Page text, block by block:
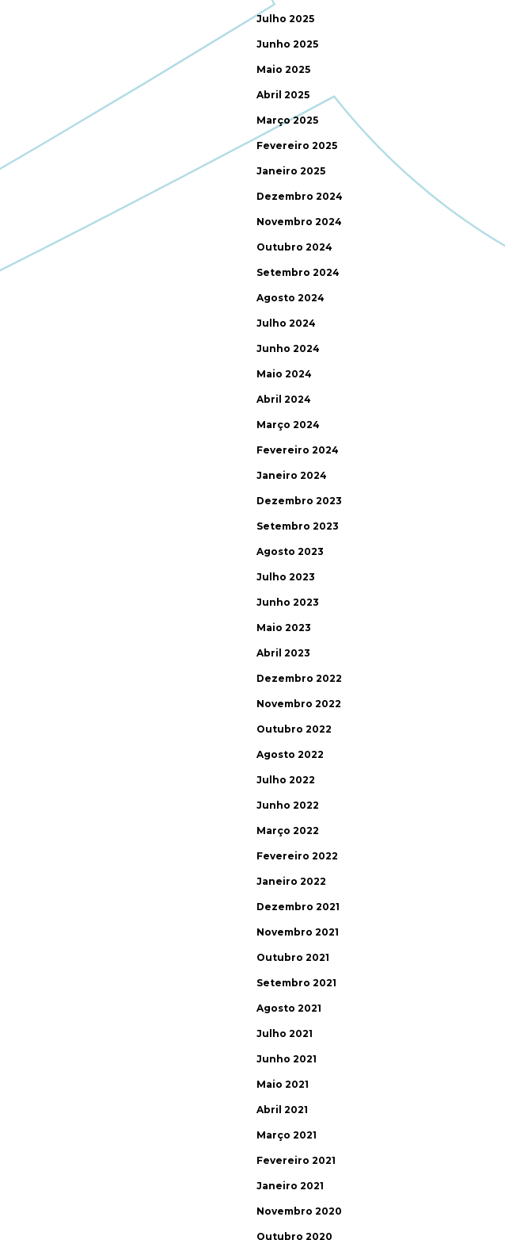
Julho 2025
Junho 2025
Maio 2025
Abril 2025
Março 2025
Fevereiro 2025
Janeiro 2025
Dezembro 2024
Novembro 2024
Outubro 2024
Setembro 2024
Agosto 2024
Julho 2024
Junho 2024
Maio 2024
Abril 2024
Março 2024
Fevereiro 2024
Janeiro 2024
Dezembro 2023
Setembro 2023
Agosto 2023
Julho 2023
Junho 2023
Maio 2023
Abril 2023
Dezembro 2022
Novembro 2022
Outubro 2022
Agosto 2022
Julho 2022
Junho 2022
Março 2022
Fevereiro 2022
Janeiro 2022
Dezembro 2021
Novembro 2021
Outubro 2021
Setembro 2021
Agosto 2021
Julho 2021
Junho 2021
Maio 2021
Abril 2021
Março 2021
Fevereiro 2021
Janeiro 2021
Novembro 2020
Outubro 2020